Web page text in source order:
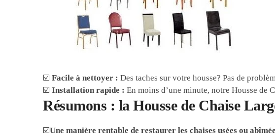
☑️Facile à nettoyer : Des taches sur votre housse? Pas de
☑️Installation rapide : En moins d’une minute, notre Housse de
Résumons : la Housse de Chaise
☑️Une manière rentable de restaurer les chaises usées ou